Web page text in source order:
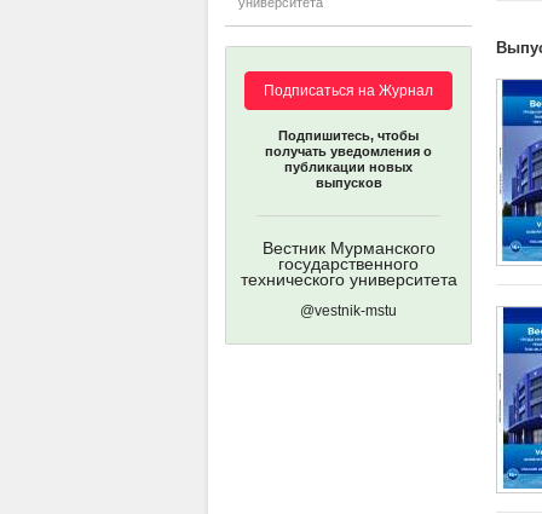
Подписаться на Журнал
Подпишитесь, чтобы
получать уведомления о
публикации новых
выпусков
Вестник Мурманского
государственного
технического университета
@vestnik-mstu